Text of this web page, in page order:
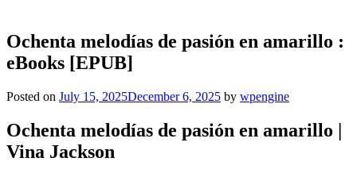
Ochenta melodías de pasión en amarillo :
eBooks [EPUB]
Posted on July 15, 2025December 6, 2025 by wpengine
Ochenta melodías de pasión en amarillo |
Vina Jackson